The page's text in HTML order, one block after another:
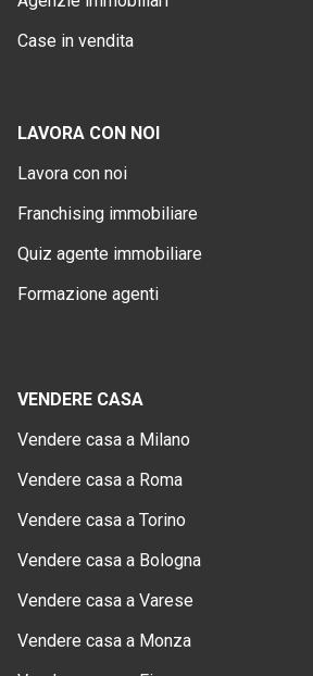
Case in vendita
LAVORA CON NOI
Lavora con noi
Franchising immobiliare
Quiz agente immobiliare
Formazione agenti
VENDERE CASA
Vendere casa a Milano
Vendere casa a Roma
Vendere casa a Torino
Vendere casa a Bologna
Vendere casa a Varese
Vendere casa a Monza